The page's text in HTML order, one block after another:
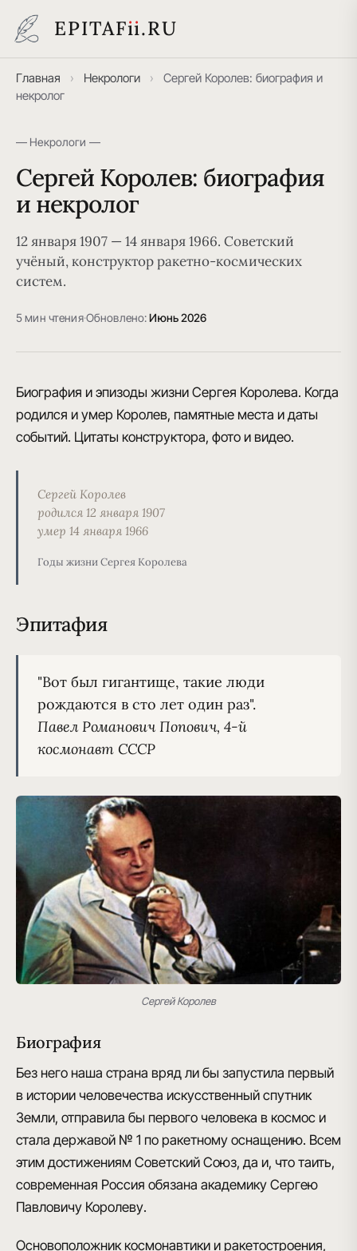
EPITAFii.RU
Главная › Некрологи ›
Сергей Королев: биография и
некролог
— Некрологи —
Сергей Королев: биография
и некролог
12 января 1907 — 14 января 1966. Советский
учёный, конструктор ракетно-космических
систем.
5 мин чтения·Обновлено:Июнь 2026
Биография и эпизоды жизни Сергея Королева. Когда
родился и умер Королев, памятные места и даты
событий. Цитаты конструктора, фото и видео.
Сергей Королев
родился 12 января 1907
умер 14 января 1966
Годы жизни Сергея Королева
Эпитафия
"Вот был гигантище, такие люди
Павел Романович Попович, 4-й
космонавт СССР
Сергей Королев
Биография
Без него наша страна вряд ли бы запустила первый
в истории человечества искусственный спутник
Земли, отправила бы первого человека в космос и
стала державой № 1 по ракетному оснащению. Всем
этим достижениям Советский Союз, да и, что таить,
современная Россия обязана академику Сергею
Павловичу Королеву.
Основоположник космонавтики и ракетостроения,